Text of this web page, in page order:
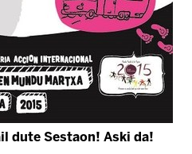
dute Sestaon! Aski da!